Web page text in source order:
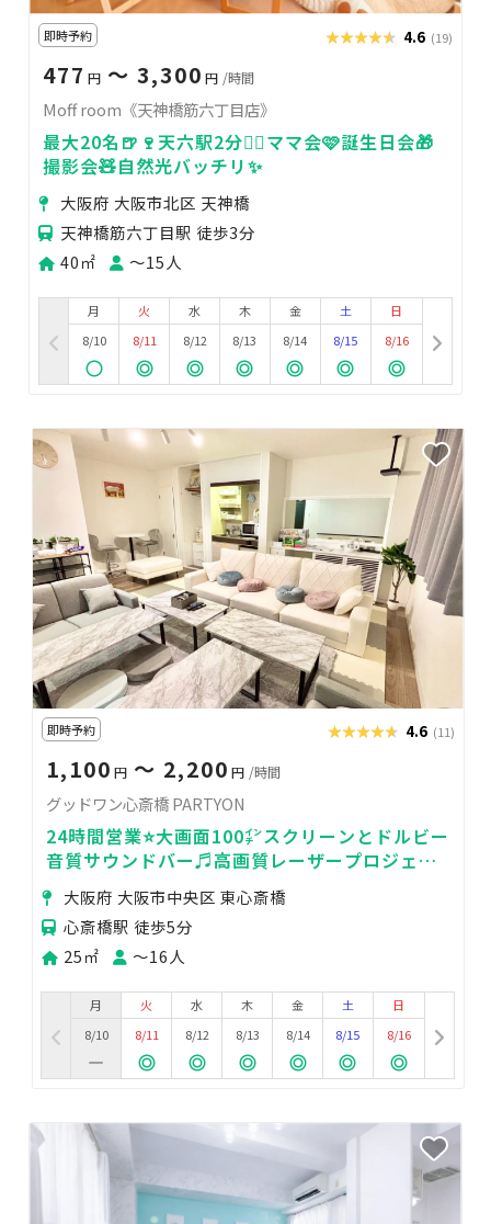
即時予約 ★★★★★
★★★★★ 4.6 (19)
477 円 〜 3,300 円 /時間
Moff room《天神橋筋六丁目店》
最大20名🍺🍷天六駅2分🚶‍♀️ママ会🩷誕生日会🎁
撮影会🧸自然光バッチリ✨
大阪府 大阪市北区 天神橋
天神橋筋六丁目駅 徒歩3分
40㎡
〜15人
月
8/10
火
8/11
水
8/12
木
8/13
金
8/14
土
8/15
日
8/16
即時予約 ★★★★★
★★★★★ 4.6 (11)
1,100 円〜 2,200 円 /時間
グッドワン心斎橋 PARTYON
24時間営業⭐️大画面100㌅スクリーンとドルビー
音質サウンドバー♬高画質レーザープロジェク
ター📸設置💓大ソファーでゆったり
大阪府 大阪市中央区 東心斎橋
心斎橋駅 徒歩5分
25㎡
〜16人
月
8/10
火
8/11
水
8/12
木
8/13
金
8/14
土
8/15
日
8/16